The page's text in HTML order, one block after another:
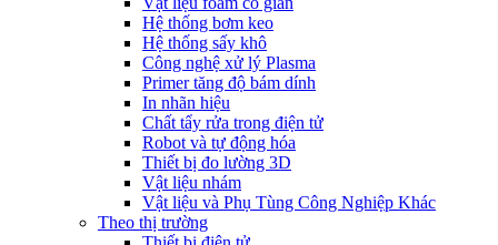
Hệ thống bơm keo
Hệ thống sấy khô
Công nghệ xử lý Plasma
Primer tăng độ bám dính
In nhãn hiệu
Chất tẩy rửa trong điện tử
Robot và tự động hóa
Thiết bị đo lường 3D
Vật liệu nhám
Vật liệu và Phụ Tùng Công Nghiệp Khác
Theo thị trường